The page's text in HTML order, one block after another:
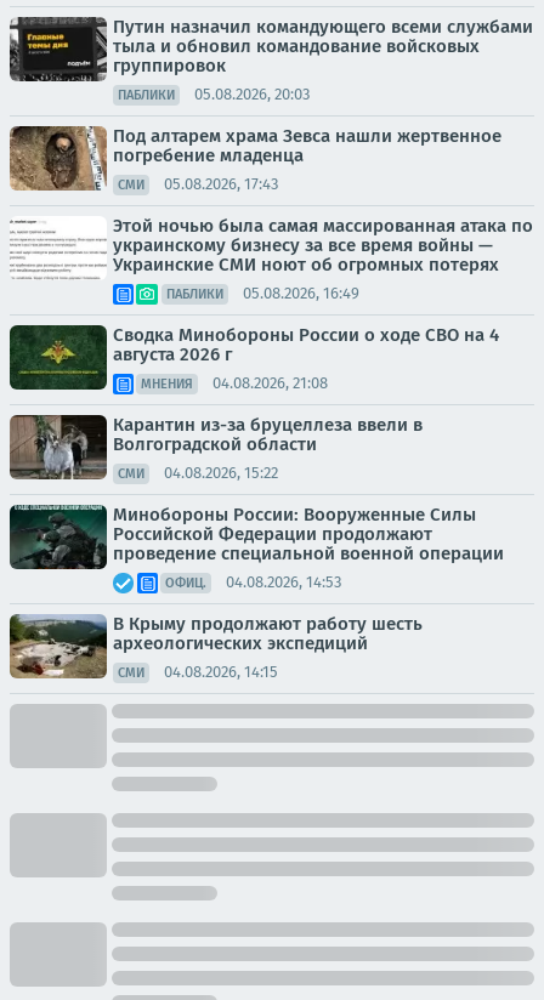
Путин назначил командующего всеми службами
тыла и обновил командование войсковых
группировок
ПАБЛИКИ 05.08.2026, 20:03
Под алтарем храма Зевса нашли жертвенное
погребение младенца
СМИ 05.08.2026, 17:43
Этой ночью была самая массированная атака по
украинскому бизнесу за все время войны —
Украинские СМИ ноют об огромных потерях
ПАБЛИКИ 05.08.2026, 16:49
Сводка Минобороны России о ходе СВО на 4
августа 2026 г
МНЕНИЯ 04.08.2026, 21:08
Карантин из-за бруцеллеза ввели в
Волгоградской области
СМИ 04.08.2026, 15:22
Минобороны России: Вооруженные Силы
Российской Федерации продолжают
проведение специальной военной операции
ОФИЦ. 04.08.2026, 14:53
В Крыму продолжают работу шесть
археологических экспедиций
СМИ 04.08.2026, 14:15